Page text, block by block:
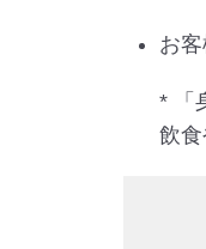
お
* 「
飲